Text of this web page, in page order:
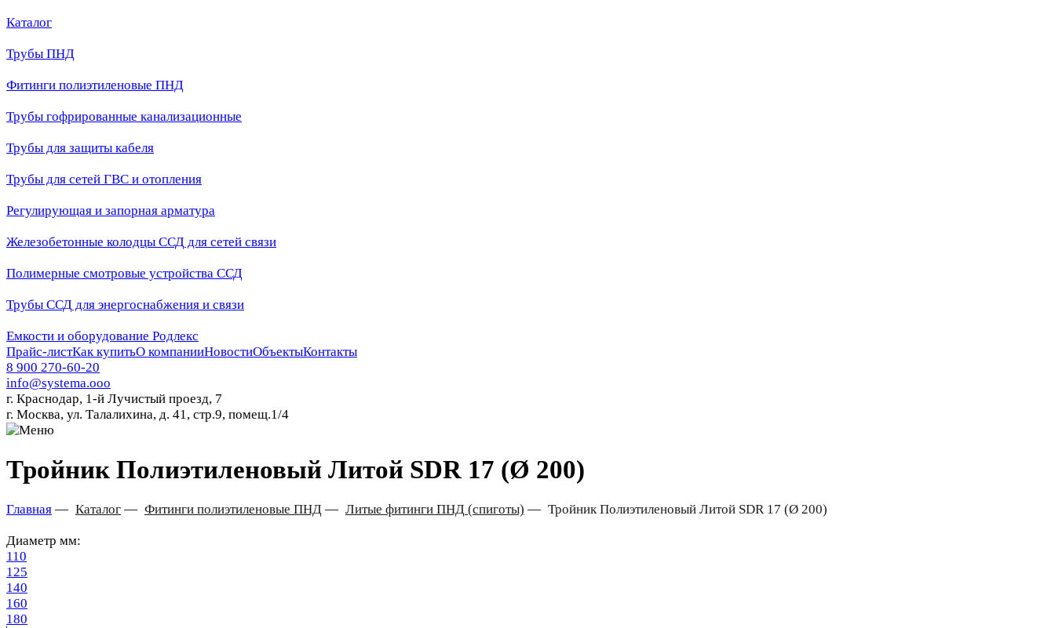
Каталог
Трубы ПНД
Фитинги полиэтиленовые ПНД
Трубы гофрированные канализационные
Трубы для защиты кабеля
Трубы для сетей ГВС и отопления
Регулирующая и запорная арматура
Железобетонные колодцы ССД для сетей связи
Полимерные смотровые устройства ССД
Трубы ССД для энергоснабжения и связи
Емкости и оборудование Родлекс
Прайс-листКак купитьО компанииНовостиОбъектыКонтакты
8 900 270-60-20
info@systema.ooo
г. Краснодар, 1-й Лучистый проезд, 7
г. Москва, ул. Талалихина, д. 41, стр.9, помещ.1/4
Тройник Полиэтиленовый Литой SDR 17 (Ø 200)
Главная — Каталог— Фитинги полиэтиленовые ПНД — Литые фитинги ПНД (спиготы) — Тройник Полиэтиленовый Литой SDR 17 (Ø 200)
Диаметр мм:
110
125
140
160
180